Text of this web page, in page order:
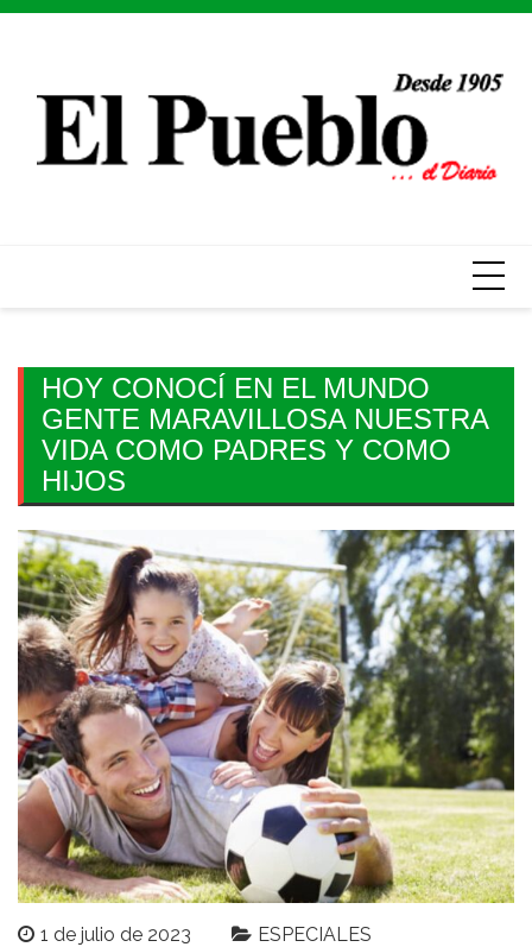
Skip
HOY CONOCÍ EN EL MUNDO
GENTE MARAVILLOSA NUESTRA
VIDA COMO PADRES Y COMO
HIJOS
1 de julio de 2023 ESPECIALES